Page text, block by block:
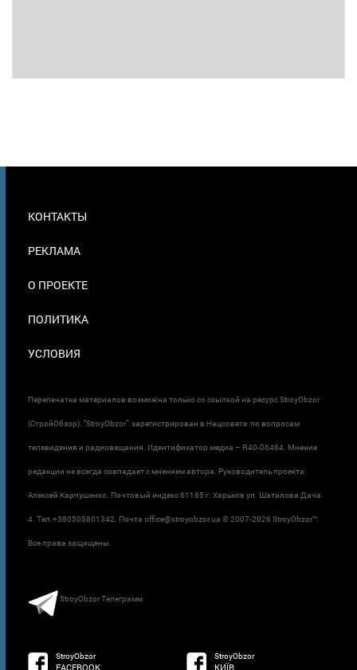
В
КОНТАКТЫ
РЕКЛАМА
О ПРОЕКТЕ
ПОЛИТИКА
УСЛОВИЯ
Перепечатка материалов возможна только со ссылкой на ресурс StroyObzor
(СтройОбзор). "StroyObzor" зарегистрирован в Нацсовете по вопросам
телевидения и радиовещания. Идентификатор медиа – R40-06464. Мнение
редакции не всегда совпадает с мнением автора. Руководитель проекта
Алексей Карпушенко. Почтовый индекс 61165 г. Харьков ул. Шатилова Дача
4. Тел.+380505801342. Почта office@stroyobzor.ua © 2007-2026 StroyObzor™.
Все права защищены.
StroyObzor Телеграмм
StroyObzor
FACEBOOK
StroyObzor
КИЇВ